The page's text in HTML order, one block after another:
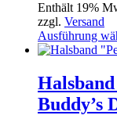
Enthält 19%
zzgl. Versand
Ausführung
Buddy’s